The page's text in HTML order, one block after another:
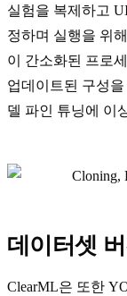
실험을 복제하고
정하며 실행을 위
이 간소화된 프로
업데이트된 구성
델 파인 튜닝에 이
데이터셋
ClearML은 또한